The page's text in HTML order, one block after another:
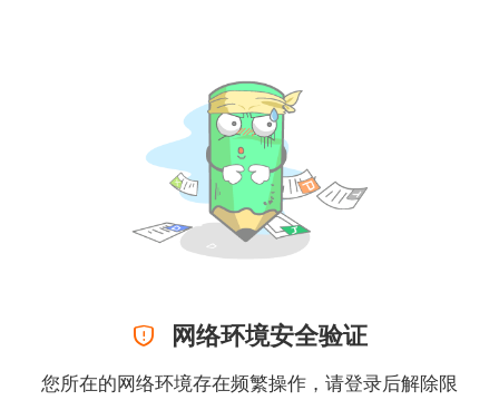
 网络环境安全验证
您所在的网络环境存在频繁操作，请登录后解除限